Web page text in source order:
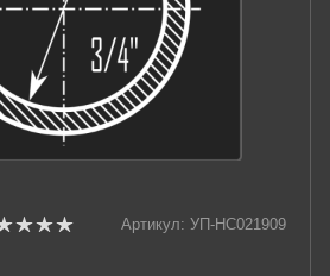
Артикул: УП-НС021909